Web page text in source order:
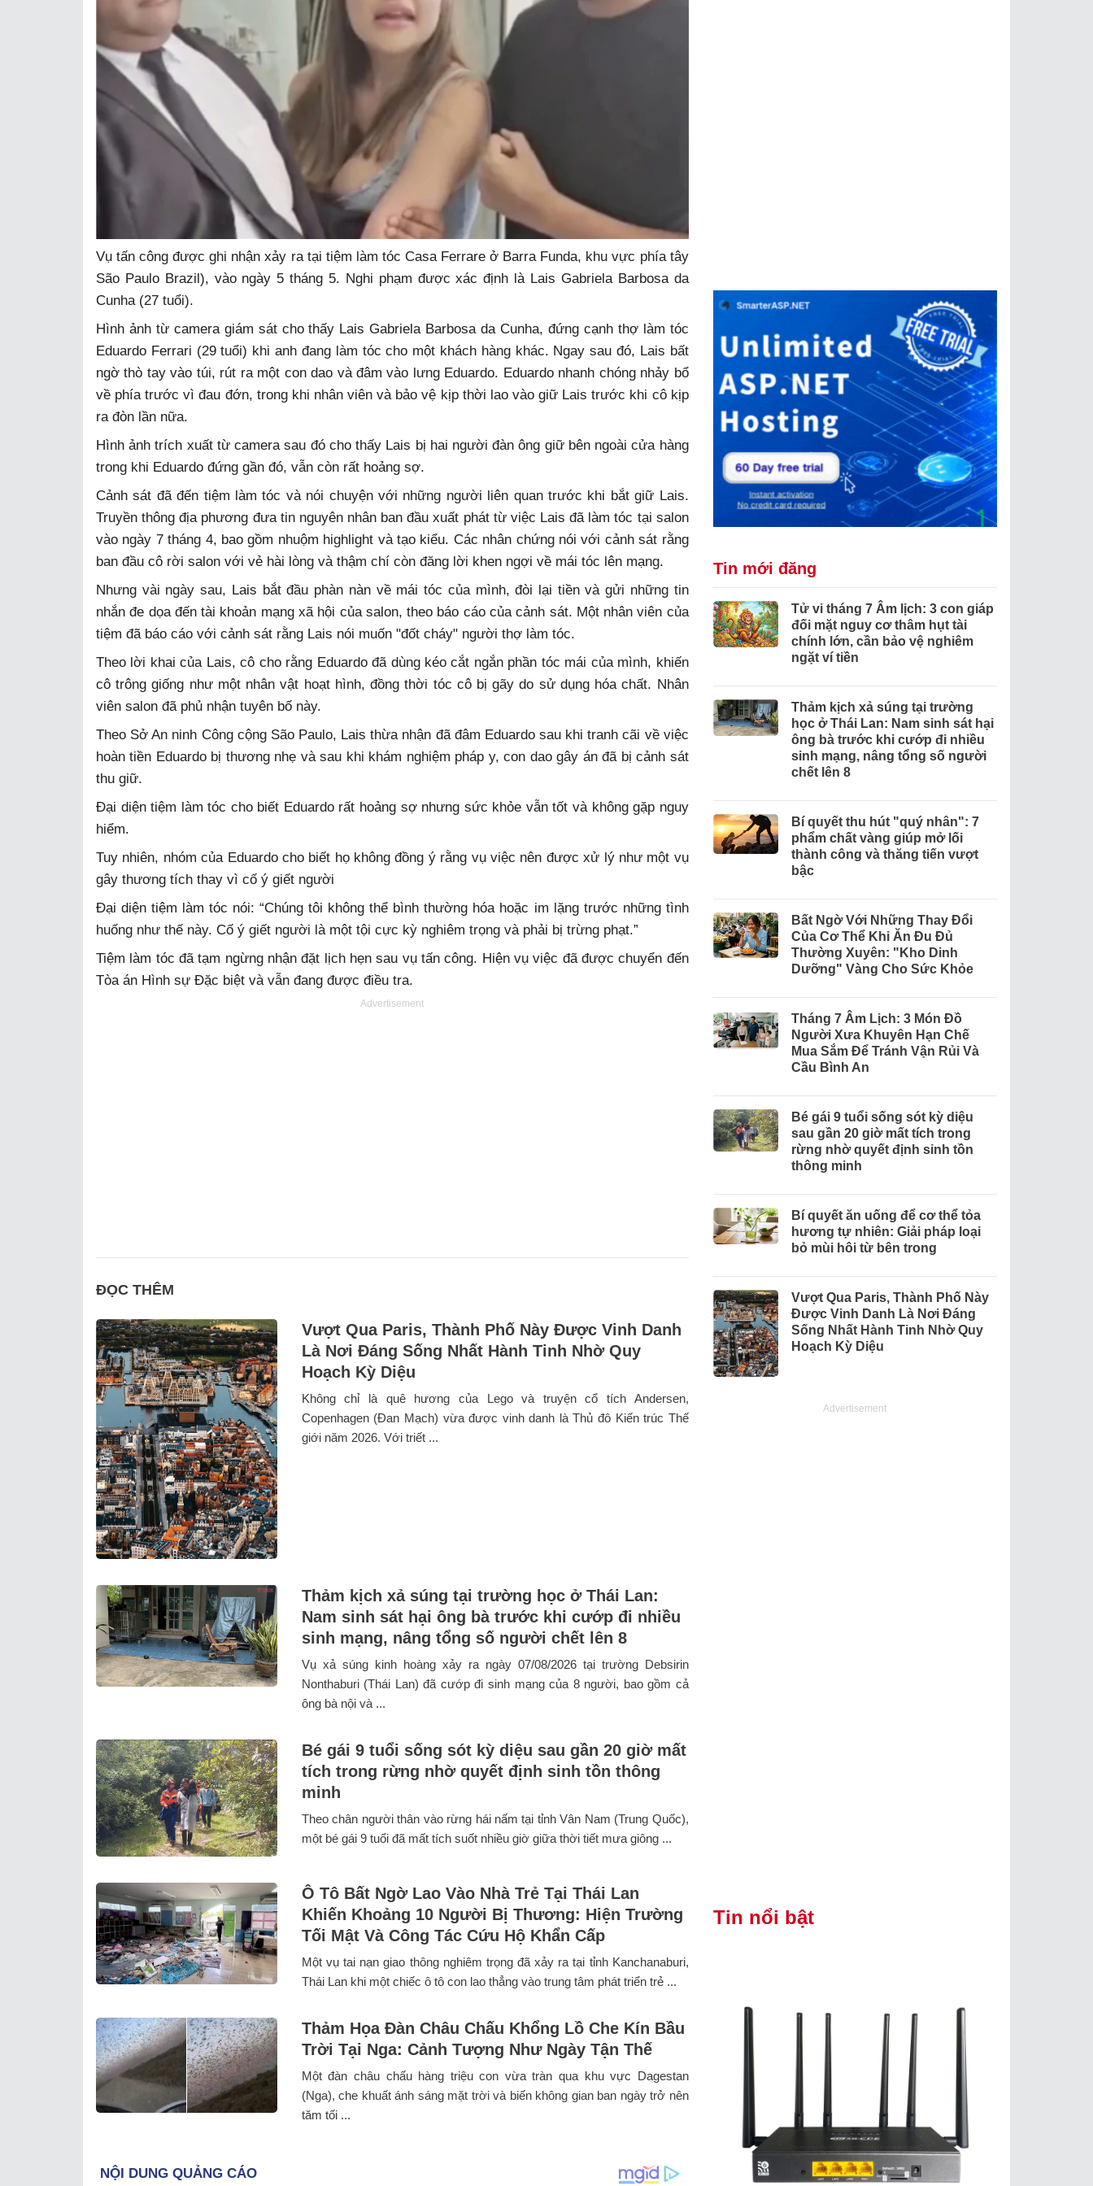
Vụ tấn công được ghi nhận xảy ra tại tiệm làm tóc Casa Ferrare ở Barra Funda, khu vực phía tây
São Paulo Brazil), vào ngày 5 tháng 5. Nghi phạm được xác định là Lais Gabriela Barbosa da
Cunha (27 tuổi).
Hình ảnh từ camera giám sát cho thấy Lais Gabriela Barbosa da Cunha, đứng cạnh thợ làm tóc
Eduardo Ferrari (29 tuổi) khi anh đang làm tóc cho một khách hàng khác. Ngay sau đó, Lais bất
ngờ thò tay vào túi, rút ra một con dao và đâm vào lưng Eduardo. Eduardo nhanh chóng nhảy bổ
về phía trước vì đau đớn, trong khi nhân viên và bảo vệ kịp thời lao vào giữ Lais trước khi cô kịp
ra đòn lần nữa.
Hình ảnh trích xuất từ camera sau đó cho thấy Lais bị hai người đàn ông giữ bên ngoài cửa hàng
trong khi Eduardo đứng gần đó, vẫn còn rất hoảng sợ.
Cảnh sát đã đến tiệm làm tóc và nói chuyện với những người liên quan trước khi bắt giữ Lais.
Truyền thông địa phương đưa tin nguyên nhân ban đầu xuất phát từ việc Lais đã làm tóc tại salon
vào ngày 7 tháng 4, bao gồm nhuộm highlight và tạo kiểu. Các nhân chứng nói với cảnh sát rằng
ban đầu cô rời salon với vẻ hài lòng và thậm chí còn đăng lời khen ngợi về mái tóc lên mạng.
Nhưng vài ngày sau, Lais bắt đầu phàn nàn về mái tóc của mình, đòi lại tiền và gửi những tin
nhắn đe dọa đến tài khoản mạng xã hội của salon, theo báo cáo của cảnh sát. Một nhân viên của
tiệm đã báo cáo với cảnh sát rằng Lais nói muốn "đốt cháy" người thợ làm tóc.
Theo lời khai của Lais, cô cho rằng Eduardo đã dùng kéo cắt ngắn phần tóc mái của mình, khiến
cô trông giống như một nhân vật hoạt hình, đồng thời tóc cô bị gãy do sử dụng hóa chất. Nhân
viên salon đã phủ nhận tuyên bố này.
Theo Sở An ninh Công cộng São Paulo, Lais thừa nhận đã đâm Eduardo sau khi tranh cãi về việc
hoàn tiền Eduardo bị thương nhẹ và sau khi khám nghiệm pháp y, con dao gây án đã bị cảnh sát
thu giữ.
Đại diện tiệm làm tóc cho biết Eduardo rất hoảng sợ nhưng sức khỏe vẫn tốt và không gặp nguy
hiểm.
Tuy nhiên, nhóm của Eduardo cho biết họ không đồng ý rằng vụ việc nên được xử lý như một vụ
gây thương tích thay vì cố ý giết người
Đại diện tiệm làm tóc nói: “Chúng tôi không thể bình thường hóa hoặc im lặng trước những tình
huống như thế này. Cố ý giết người là một tội cực kỳ nghiêm trọng và phải bị trừng phạt.”
Tiệm làm tóc đã tạm ngừng nhận đặt lịch hẹn sau vụ tấn công. Hiện vụ việc đã được chuyển đến
Tòa án Hình sự Đặc biệt và vẫn đang được điều tra.
Advertisement
ĐỌC THÊM
Vượt Qua Paris, Thành Phố Này Được Vinh Danh
Là Nơi Đáng Sống Nhất Hành Tinh Nhờ Quy
Hoạch Kỳ Diệu
Không chỉ là quê hương của Lego và truyện cổ tích Andersen,
Copenhagen (Đan Mạch) vừa được vinh danh là Thủ đô Kiến trúc Thế
giới năm 2026. Với triết ...
Thảm kịch xả súng tại trường học ở Thái Lan:
Nam sinh sát hại ông bà trước khi cướp đi nhiều
sinh mạng, nâng tổng số người chết lên 8
Vụ xả súng kinh hoàng xảy ra ngày 07/08/2026 tại trường Debsirin
Nonthaburi (Thái Lan) đã cướp đi sinh mạng của 8 người, bao gồm cả
ông bà nội và ...
Bé gái 9 tuổi sống sót kỳ diệu sau gần 20 giờ mất
tích trong rừng nhờ quyết định sinh tồn thông
minh
Theo chân người thân vào rừng hái nấm tại tỉnh Vân Nam (Trung Quốc),
một bé gái 9 tuổi đã mất tích suốt nhiều giờ giữa thời tiết mưa giông ...
Ô Tô Bất Ngờ Lao Vào Nhà Trẻ Tại Thái Lan
Khiến Khoảng 10 Người Bị Thương: Hiện Trường
Tối Mật Và Công Tác Cứu Hộ Khẩn Cấp
Một vụ tai nạn giao thông nghiêm trọng đã xảy ra tại tỉnh Kanchanaburi,
Thái Lan khi một chiếc ô tô con lao thẳng vào trung tâm phát triển trẻ ...
Thảm Họa Đàn Châu Chấu Khổng Lồ Che Kín Bầu
Trời Tại Nga: Cảnh Tượng Như Ngày Tận Thế
Một đàn châu chấu hàng triệu con vừa tràn qua khu vực Dagestan
(Nga), che khuất ánh sáng mặt trời và biến không gian ban ngày trở nên
tăm tối ...
Tin mới đăng
Tử vi tháng 7 Âm lịch: 3 con giáp
đối mặt nguy cơ thâm hụt tài
chính lớn, cần bảo vệ nghiêm
ngặt ví tiền
Thảm kịch xả súng tại trường
học ở Thái Lan: Nam sinh sát hại
ông bà trước khi cướp đi nhiều
sinh mạng, nâng tổng số người
chết lên 8
Bí quyết thu hút "quý nhân": 7
phẩm chất vàng giúp mở lối
thành công và thăng tiến vượt
bậc
Bất Ngờ Với Những Thay Đổi
Của Cơ Thể Khi Ăn Đu Đủ
Thường Xuyên: "Kho Dinh
Dưỡng" Vàng Cho Sức Khỏe
Tháng 7 Âm Lịch: 3 Món Đồ
Người Xưa Khuyên Hạn Chế
Mua Sắm Để Tránh Vận Rủi Và
Cầu Bình An
Bé gái 9 tuổi sống sót kỳ diệu
sau gần 20 giờ mất tích trong
rừng nhờ quyết định sinh tồn
thông minh
Bí quyết ăn uống để cơ thể tỏa
hương tự nhiên: Giải pháp loại
bỏ mùi hôi từ bên trong
Vượt Qua Paris, Thành Phố Này
Được Vinh Danh Là Nơi Đáng
Sống Nhất Hành Tinh Nhờ Quy
Hoạch Kỳ Diệu
Advertisement
Tin nổi bật